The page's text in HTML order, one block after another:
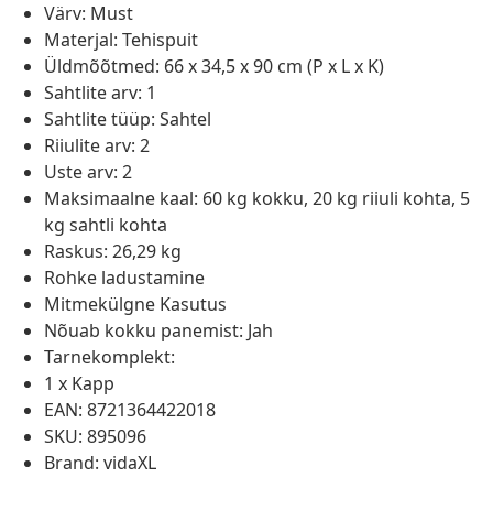
Värv: Must
Materjal: Tehispuit
Üldmõõtmed: 66 x 34,5 x 90 cm (P x L x K)
Sahtlite arv: 1
Sahtlite tüüp: Sahtel
Riiulite arv: 2
Uste arv: 2
Maksimaalne kaal: 60 kg kokku, 20 kg riiuli kohta, 5
kg sahtli kohta
Raskus: 26,29 kg
Rohke ladustamine
Mitmekülgne Kasutus
Nõuab kokku panemist: Jah
Tarnekomplekt:
1 x Kapp
EAN: 8721364422018
SKU: 895096
Brand: vidaXL